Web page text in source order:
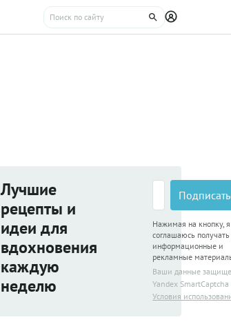
Лучшие
рецепты и
идеи для
вдохновения
каждую
неделю
Нажимая на кнопку, я
соглашаюсь получать
информационные и
рекламные
Ваши данные
Yandex SmartCaptcha
Условия